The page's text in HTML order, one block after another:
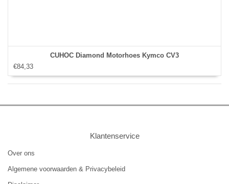
CUHOC Diamond Motorhoes Kymco CV3
€84,33
Klantenservice
Over ons
Algemene voorwaarden & Privacybeleid